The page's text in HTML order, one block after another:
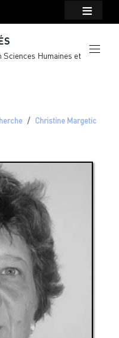
Humaines et
Christine Margetic